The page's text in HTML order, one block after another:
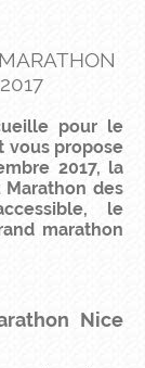
pour le
vous propose
2017, la
Marathon des
le
marathon
Nice